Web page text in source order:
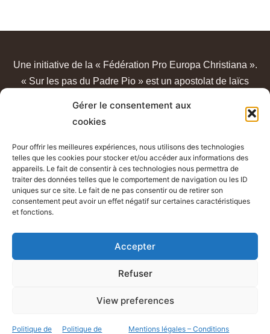
Gérer le consentement aux
cookies
Pour offrir les meilleures expériences, nous utilisons des technologies
telles que les cookies pour stocker et/ou accéder aux informations des
appareils. Le fait de consentir à ces technologies nous permettra de
traiter des données telles que le comportement de navigation ou les ID
uniques sur ce site. Le fait de ne pas consentir ou de retirer son
consentement peut avoir un effet négatif sur certaines caractéristiques
et fonctions.
Accepter
Refuser
View preferences
Politique de Politique de Mentions légales – Conditions
Une initiative de la « Fédération Pro Europa Christiana ».
« Sur les pas du Padre Pio » est un apostolat de laïcs
Mentions légales - Conditions générales d’utilisation
Politique de confidentialité